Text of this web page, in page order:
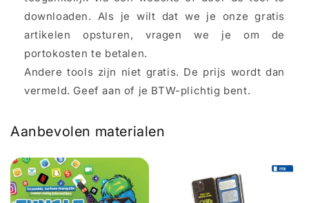
downloaden. Als je wilt dat we je onze gratis
artikelen opsturen, vragen we je om de
portokosten te betalen.
Andere tools zijn niet gratis. De prijs wordt dan
vermeld. Geef aan of je BTW-plichtig bent.
Aanbevolen materialen